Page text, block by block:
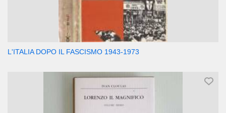
L'ITALIA DOPO IL FASCISMO 1943-1973